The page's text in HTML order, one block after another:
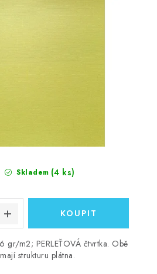
Skladem (4 ks)
m2; PERLEŤOVÁ čtvrtka. Obě
strukturu plátna.